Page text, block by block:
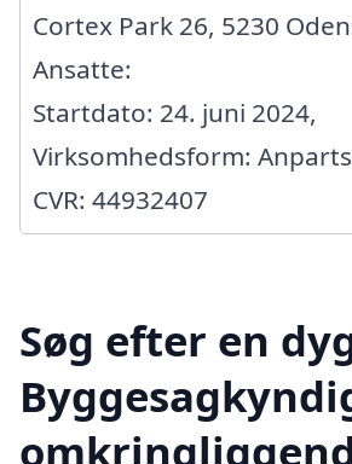
Cortex Park 26, 5230
Ansatte:
Startdato: 24. juni 2024,
Virksomhedsform:
CVR: 44932407
Søg efter en